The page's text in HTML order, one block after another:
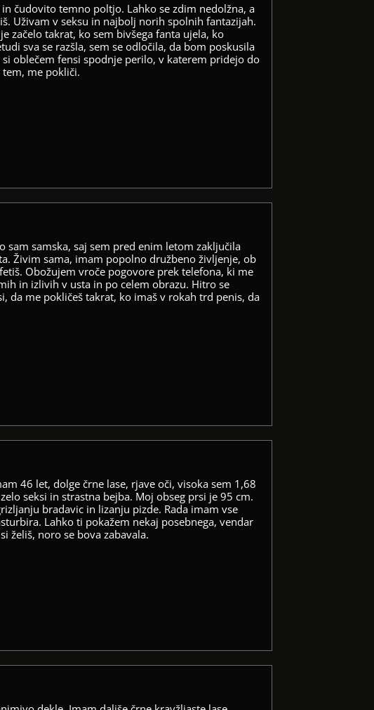
čudovito temno poltjo. Lahko se zdim nedolžna, a
Uživam v seksu in najbolj norih spolnih fantazijah.
začelo takrat, ko sem bivšega fanta ujela, ko
sva se razšla, sem se odločila, da bom poskusila
oblečem fensi spodnje perilo, v katerem pridejo do
tem, me pokliči.
sam samska, saj sem pred enim letom zaključila
Živim sama, imam popolno družbeno življenje, ob
Obožujem vroče pogovore prek telefona, ki me
in izlivih v usta in po celem obrazu. Hitro se
da me pokličeš takrat, ko imaš v rokah trd penis, da
46 let, dolge črne lase, rjave oči, visoka sem 1,68
seksi in strastna bejba. Moj obseg prsi je 95 cm.
bradavic in lizanju pizde. Rada imam vse
Lahko ti pokažem nekaj posebnega, vendar
želiš, noro se bova zabavala.